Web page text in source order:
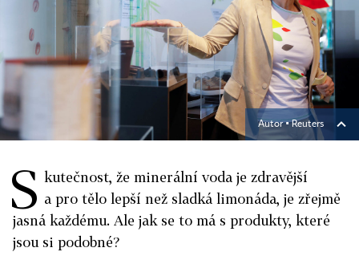
Autor ▪Reuters
S kutečnost, že minerální voda je zdravější
a pro tělo lepší než sladká limonáda, je zřejmě
jasná každému. Ale jak se to má s produkty, které
jsou si podobné?